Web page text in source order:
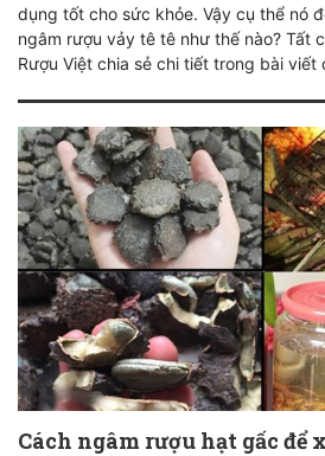
dụng tốt cho sức khỏe. Vậy cụ thể nó
ngâm rượu vảy tê tê như thế nào? Tất
Rượu Việt chia sẻ chi tiết trong bài viết
Cách ngâm rượu hạt gấc để